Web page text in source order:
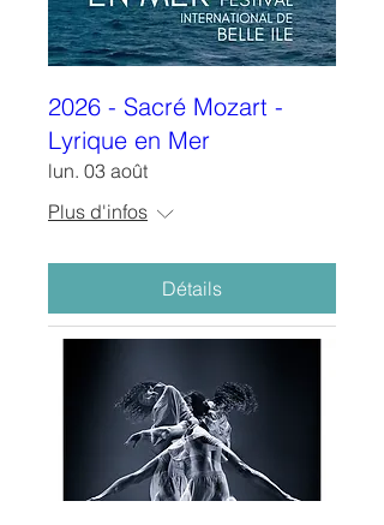
2026 - Sacré Mozart -
Lyrique en Mer
lun. 03 août
Plus d'infos
Détails